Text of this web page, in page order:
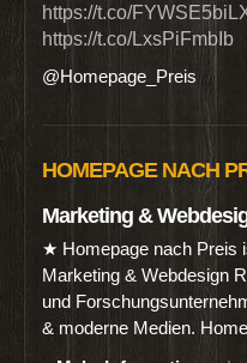
https://t.co/
https://t.co/LxsPiFmbIb
@Homepage_Preis
HOMEPAGE NACH
Marketing &
★ Homepage nach Preis
Marketing & Webdesign
und
& moderne Medien.